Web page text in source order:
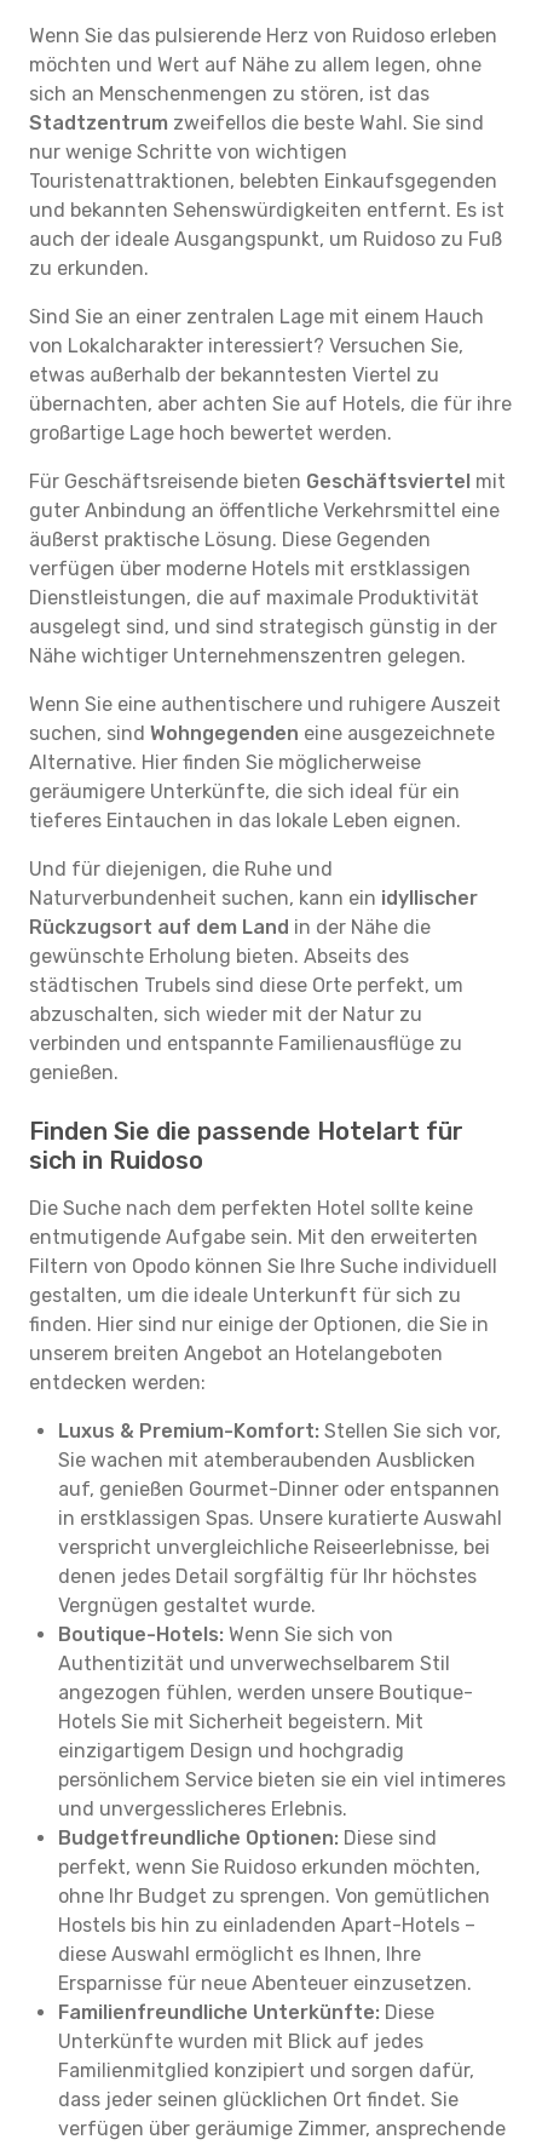
Wenn Sie das pulsierende Herz von Ruidoso erleben
möchten und Wert auf Nähe zu allem legen, ohne
sich an Menschenmengen zu stören, ist das
Stadtzentrum zweifellos die beste Wahl. Sie sind
nur wenige Schritte von wichtigen
Touristenattraktionen, belebten Einkaufsgegenden
und bekannten Sehenswürdigkeiten entfernt. Es ist
auch der ideale Ausgangspunkt, um Ruidoso zu Fuß
zu erkunden.
Sind Sie an einer zentralen Lage mit einem Hauch
von Lokalcharakter interessiert? Versuchen Sie,
etwas außerhalb der bekanntesten Viertel zu
übernachten, aber achten Sie auf Hotels, die für ihre
großartige Lage hoch bewertet werden.
Für Geschäftsreisende bieten Geschäftsviertel mit
guter Anbindung an öffentliche Verkehrsmittel eine
äußerst praktische Lösung. Diese Gegenden
verfügen über moderne Hotels mit erstklassigen
Dienstleistungen, die auf maximale Produktivität
ausgelegt sind, und sind strategisch günstig in der
Nähe wichtiger Unternehmenszentren gelegen.
Wenn Sie eine authentischere und ruhigere Auszeit
suchen, sind Wohngegenden eine ausgezeichnete
Alternative. Hier finden Sie möglicherweise
geräumigere Unterkünfte, die sich ideal für ein
tieferes Eintauchen in das lokale Leben eignen.
Und für diejenigen, die Ruhe und
Naturverbundenheit suchen, kann ein idyllischer
Rückzugsort auf dem Land in der Nähe die
gewünschte Erholung bieten. Abseits des
städtischen Trubels sind diese Orte perfekt, um
abzuschalten, sich wieder mit der Natur zu
verbinden und entspannte Familienausflüge zu
genießen.
Finden Sie die passende Hotelart für
sich in Ruidoso
Die Suche nach dem perfekten Hotel sollte keine
entmutigende Aufgabe sein. Mit den erweiterten
Filtern von Opodo können Sie Ihre Suche individuell
gestalten, um die ideale Unterkunft für sich zu
finden. Hier sind nur einige der Optionen, die Sie in
unserem breiten Angebot an Hotelangeboten
entdecken werden:
Luxus & Premium-Komfort: Stellen Sie sich vor,
Sie wachen mit atemberaubenden Ausblicken
auf, genießen Gourmet-Dinner oder entspannen
in erstklassigen Spas. Unsere kuratierte Auswahl
verspricht unvergleichliche Reiseerlebnisse, bei
denen jedes Detail sorgfältig für Ihr höchstes
Vergnügen gestaltet wurde.
Boutique-Hotels: Wenn Sie sich von
Authentizität und unverwechselbarem Stil
angezogen fühlen, werden unsere Boutique-
Hotels Sie mit Sicherheit begeistern. Mit
einzigartigem Design und hochgradig
persönlichem Service bieten sie ein viel intimeres
und unvergesslicheres Erlebnis.
Budgetfreundliche Optionen: Diese sind
perfekt, wenn Sie Ruidoso erkunden möchten,
ohne Ihr Budget zu sprengen. Von gemütlichen
Hostels bis hin zu einladenden Apart-Hotels –
diese Auswahl ermöglicht es Ihnen, Ihre
Ersparnisse für neue Abenteuer einzusetzen.
Familienfreundliche Unterkünfte: Diese
Unterkünfte wurden mit Blick auf jedes
Familienmitglied konzipiert und sorgen dafür,
dass jeder seinen glücklichen Ort findet. Sie
verfügen über geräumige Zimmer, ansprechende